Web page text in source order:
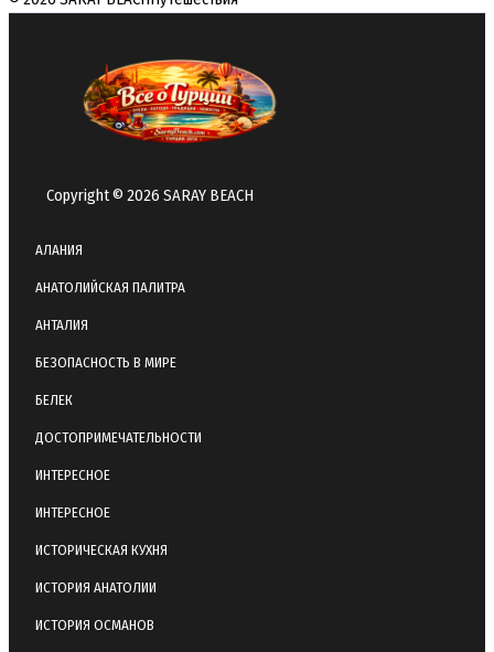
Copyright © 2026 SARAY BEACH
АЛАНИЯ
АНАТОЛИЙСКАЯ ПАЛИТРА
АНТАЛИЯ
БЕЗОПАСНОСТЬ В МИРЕ
БЕЛЕК
ДОСТОПРИМЕЧАТЕЛЬНОСТИ
ИНТЕРЕСНОЕ
ИНТЕРЕСНОЕ
ИСТОРИЧЕСКАЯ КУХНЯ
ИСТОРИЯ АНАТОЛИИ
ИСТОРИЯ ОСМАНОВ